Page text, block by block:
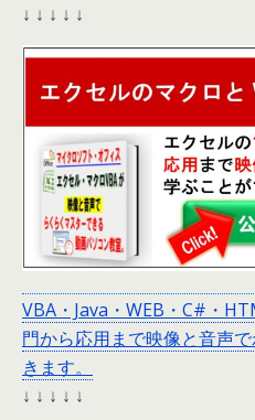
↓ ↓ ↓ ↓ ↓
VBA・Java・WEB・C#・
門から応用まで映像と音声
きます。
↓ ↓ ↓ ↓ ↓